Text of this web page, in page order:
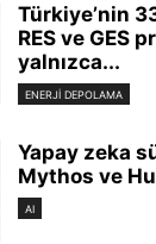
Türkiye’nin
RES ve GES
yalnızca...
ENERJI DEPOLAMA
Yapay zeka
Mythos ve
AI